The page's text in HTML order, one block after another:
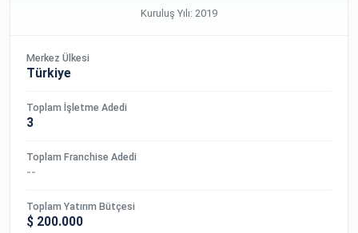
Kuruluş Yılı: 2019
Merkez Ülkesi
Türkiye
Toplam İşletme Adedi
3
Toplam Franchise Adedi
--
Toplam Yatırım Bütçesi
$ 200.000